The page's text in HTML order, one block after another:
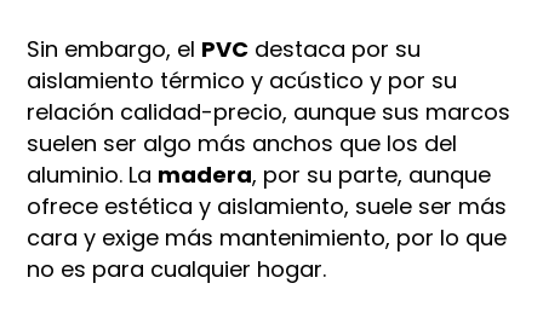
Sin embargo, el PVC destaca por su
aislamiento térmico y acústico y por su
relación calidad-precio, aunque sus marcos
suelen ser algo más anchos que los del
aluminio. La madera, por su parte, aunque
ofrece estética y aislamiento, suele ser más
cara y exige más mantenimiento, por lo que
no es para cualquier hogar.​